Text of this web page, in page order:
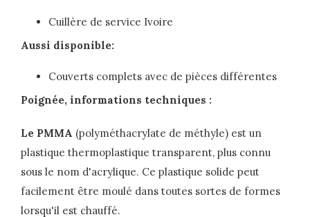
Cuillère de service Ivoire
Aussi disponible:
Couverts complets avec de pièces différentes
Poignée, informations techniques :
Le PMMA (polyméthacrylate de méthyle) est un
plastique thermoplastique transparent, plus connu
sous le nom d'acrylique. Ce plastique solide peut
facilement être moulé dans toutes sortes de formes
lorsqu'il est chauffé.